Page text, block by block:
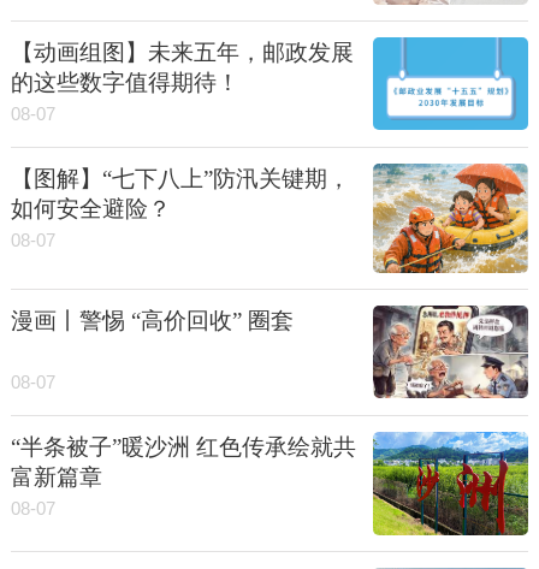
【动画组图】未来五年，邮政发展
的这些数字值得期待！
08-07
【图解】“七下八上”防汛关键期，
如何安全避险？
08-07
漫画丨警惕 “高价回收” 圈套
08-07
“半条被子”暖沙洲 红色传承绘就共
富新篇章
08-07